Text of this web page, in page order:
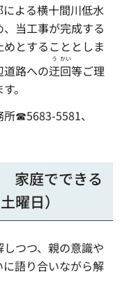
よる横十間川低水
当工事が完成する
とすることとしま
道路への迂
う
回
かい
等ご理
。
所☎5683-5581、
家庭でできる
曜日）
つつ、親の意識や
語り合いながら解